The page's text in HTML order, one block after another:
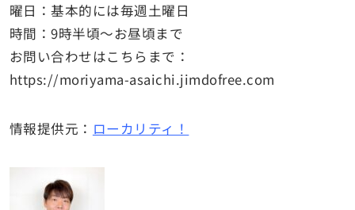
曜日：基本的には毎週土曜日
時間：9時半頃～お昼頃まで
お問い合わせはこちらまで：
https://moriyama-asaichi.jimdofree.com
情報提供元： ローカリティ！